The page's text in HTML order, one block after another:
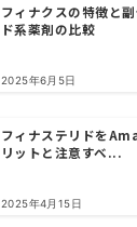
フィナクスの特徴と
ド系薬剤の比較
2025年6月5日
フィナステリドを
リットと注意すべ...
2025年4月15日